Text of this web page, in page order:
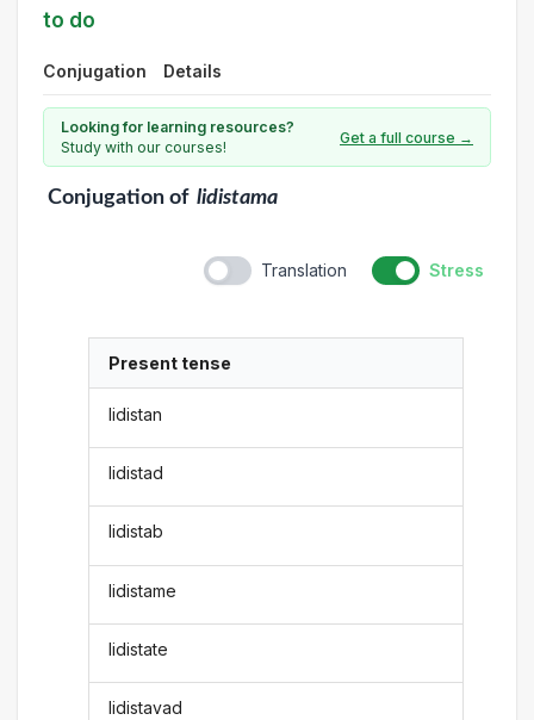
to do
Conjugation Details
Looking for learning resources?
Study with our courses!
Get a full course →
Conjugationof lidistama
Translation Stress
Present tense
lidistan
lidistad
lidistab
lidistame
lidistate
lidistavad